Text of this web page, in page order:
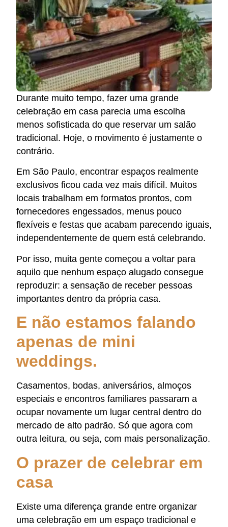
Durante muito tempo, fazer uma grande
celebração em casa parecia uma escolha
menos sofisticada do que reservar um salão
tradicional. Hoje, o movimento é justamente o
contrário.
Em São Paulo, encontrar espaços realmente
exclusivos ficou cada vez mais difícil. Muitos
locais trabalham em formatos prontos, com
fornecedores engessados, menus pouco
flexíveis e festas que acabam parecendo iguais,
independentemente de quem está celebrando.
Por isso, muita gente começou a voltar para
aquilo que nenhum espaço alugado consegue
reproduzir: a sensação de receber pessoas
importantes dentro da própria casa.
E não estamos falando
apenas de mini
weddings.
Casamentos, bodas, aniversários, almoços
especiais e encontros familiares passaram a
ocupar novamente um lugar central dentro do
mercado de alto padrão. Só que agora com
outra leitura, ou seja, com mais personalização.
O prazer de celebrar em
casa
Existe uma diferença grande entre organizar
uma celebração em um espaço tradicional e